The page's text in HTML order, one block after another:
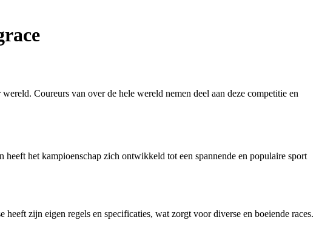
Coureurs van over de hele wereld nemen deel aan deze competitie en
heeft het kampioenschap zich ontwikkeld tot een spannende en populaire sport
zijn eigen regels en specificaties, wat zorgt voor diverse en boeiende races.